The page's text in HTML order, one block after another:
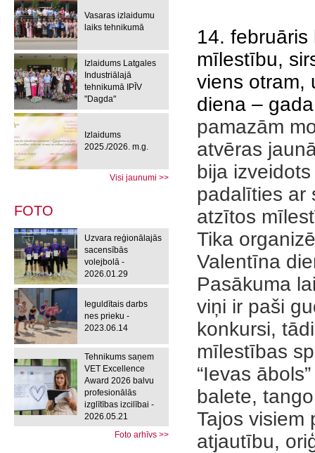
Vasaras izlaidumu
laiks tehnikumā
Izlaidums Latgales
Industriālajā
tehnikumā IPĪV
"Dagda"
Izlaidums
2025./2026. m.g.
Visi jaunumi >>
FOTO
Uzvara reģionālajās
sacensībās
volejbolā -
2026.01.29
Ieguldītais darbs
nes prieku -
2023.06.14
Tehnikums saņem
VET Excellence
Award 2026 balvu
profesionālās
izglītības izcilībai -
2026.05.21
Foto arhīvs >>
14. februāris
mīlestību,
viens otram,
diena –
pamazām
atvēras
bija
padalīties ar
atzītos
Tika
Valentīna
Pasākuma
viņi ir paši
konkursi,
mīlestības
“Ievas
balete,
Tajos visiem
atjautību,